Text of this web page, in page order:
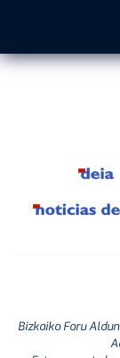
Bizkaiko Foru